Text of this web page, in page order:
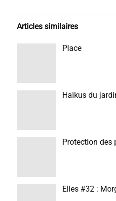
Articles similaires
Place
Haïkus du
Protection des
Elles #32 :